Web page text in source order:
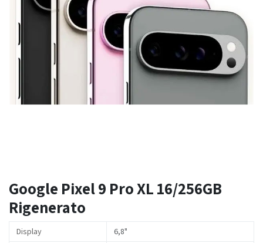
Google Pixel 9 Pro XL 16/256GB
Rigenerato
Display
6,8"